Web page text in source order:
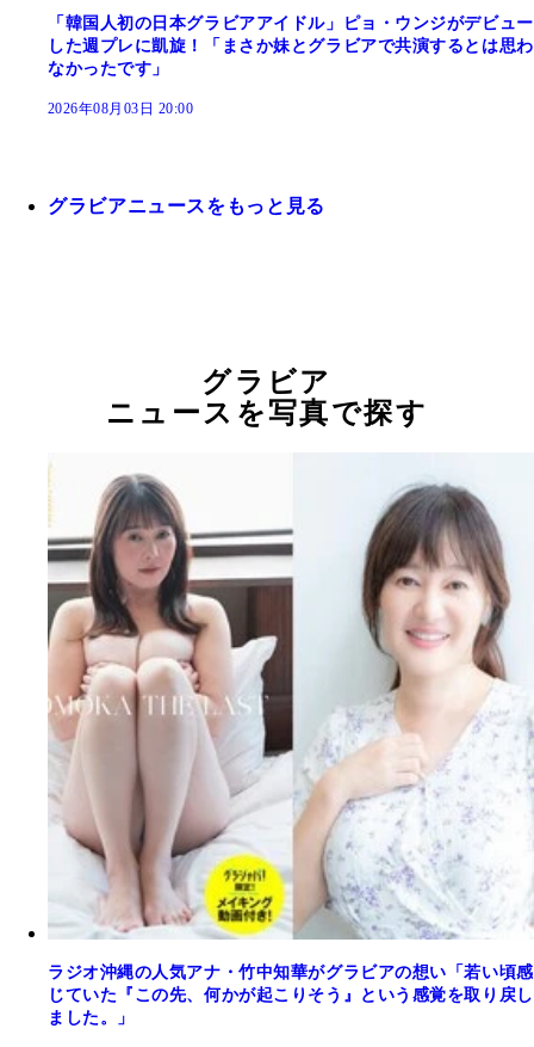
「韓国人初の日本グラビアアイドル」ピョ・ウンジがデビュー
した週プレに凱旋！「まさか妹とグラビアで共演するとは思わ
なかったです」
2026年08月03日 20:00
グラビアニュースをもっと見る
グラビア
ニュースを写真で探す
ラジオ沖縄の人気アナ・竹中知華がグラビアの想い「若い頃感
じていた『この先、何かが起こりそう』という感覚を取り戻し
ました。」